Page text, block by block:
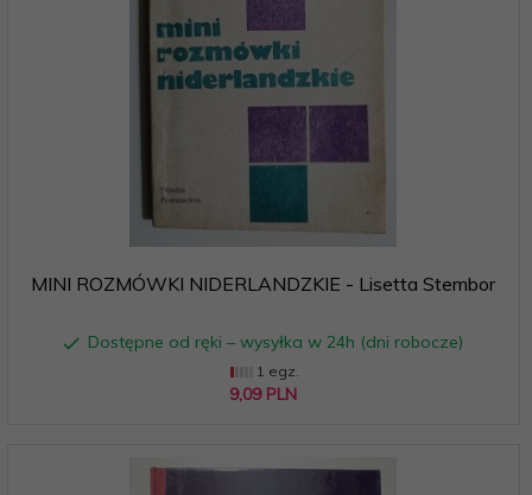
MINI ROZMÓWKI NIDERLANDZKIE - Lisetta Stembor
Dostępne od ręki – wysyłka w 24h (dni robocze)
1 egz.
9,09 PLN